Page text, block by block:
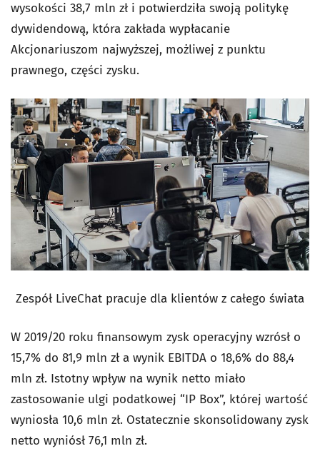
wysokości 38,7 mln zł i potwierdziła swoją politykę
dywidendową, która zakłada wypłacanie
Akcjonariuszom najwyższej, możliwej z punktu
prawnego, części zysku.
Zespół LiveChat pracuje dla klientów z całego świata
W 2019/20 roku finansowym zysk operacyjny wzrósł o
15,7% do 81,9 mln zł a wynik EBITDA o 18,6% do 88,4
mln zł. Istotny wpływ na wynik netto miało
zastosowanie ulgi podatkowej “IP Box”, której wartość
wyniosła 10,6 mln zł. Ostatecznie skonsolidowany zysk
netto wyniósł 76,1 mln zł.